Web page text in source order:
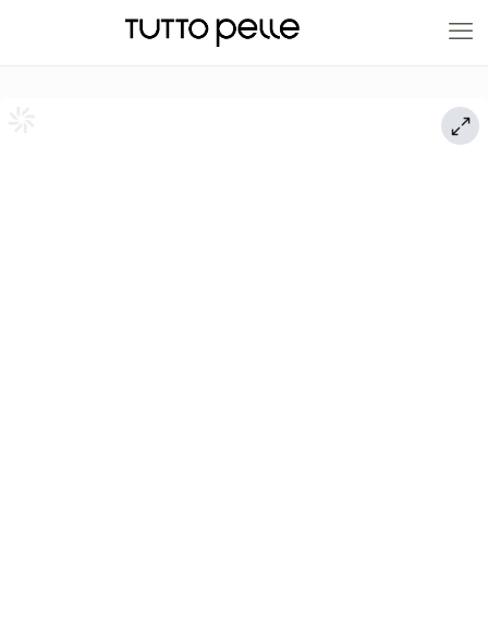
20% EN PRODUCTOS A FABRICACIÓN